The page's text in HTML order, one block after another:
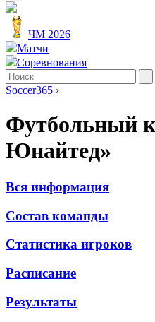
ЧМ 2026
Матчи
Соревнования
Soccer365 ›
Футбольный
Юнайтед»
Вся информация
Состав команды
Статистика игроков
Расписание
Результаты